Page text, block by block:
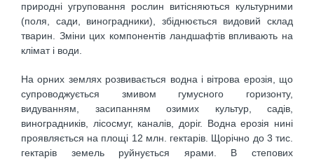
природні угруповання рослин витісняються культурними
(поля, сади, виноградники), збіднюється видовий склад
тварин. Зміни цих компонентів ландшафтів впливають на
клімат і води.
На орних землях розвивається водна і вітрова ерозія, що
супроводжується змивом гумусного горизонту,
видуванням, засипанням озимих культур, садів,
виноградників, лісосмуг, каналів, доріг. Водна ерозія нині
проявляється на площі 12 млн. гектарів. Щорічно до 3 тис.
гектарів земель руйнується ярами. В степових